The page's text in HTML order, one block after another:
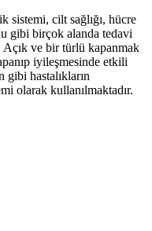
sistemi, cilt sağlığı, hücre
gibi birçok alanda tedavi
ve bir türlü kapanmak
iyileşmesinde etkili
gibi hastalıkların
olarak kullanılmaktadır.